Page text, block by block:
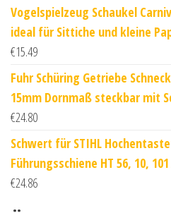
Vogelspielzeug Schaukel
ideal für Sittiche und kleine
€15.49
Fuhr Schüring Getriebe
15mm Dornmaß steckbar mit
€24.80
Schwert für STIHL
Führungsschiene HT 56, 10,
€24.86